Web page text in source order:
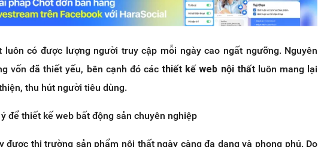
luôn có được lượng người truy cập mỗi ngày cao ngất ngưỡng. Nguyên
vốn đã thiết yếu, bên cạnh đó cácthiết kế web nội thấtluôn mang lại
thu hút người tiêu dùng.
để thiết kế web bất động sản chuyên nghiệp
được thị trường sản phẩm nội thất ngày càng đa dạng và phong phú. Do